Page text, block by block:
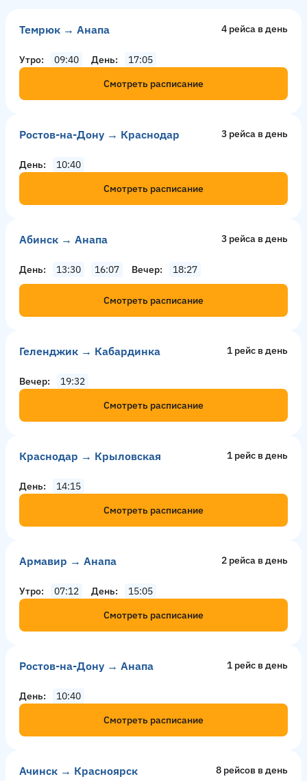
Темрюк → Анапа 4 рейсa в день
Утро 09:40 День
17:05
Смотреть расписание
Ростов-на-Дону → Краснодар 3 рейсa в день
День
10:40
Смотреть расписание
Абинск → Анапа 3 рейсa в день
День 13:30 16:07 Вечер 18:27
Смотреть расписание
Геленджик → Кабардинка 1 рейс в день
Вечер
19:32
Смотреть расписание
Краснодар → Крыловская 1 рейс в день
День
14:15
Смотреть расписание
Армавир → Анапа 2 рейсa в день
Утро 07:12 День
15:05
Смотреть расписание
Ростов-на-Дону → Анапа 1 рейс в день
День
10:40
Смотреть расписание
Ачинск → Красноярск 8 рейсов в день